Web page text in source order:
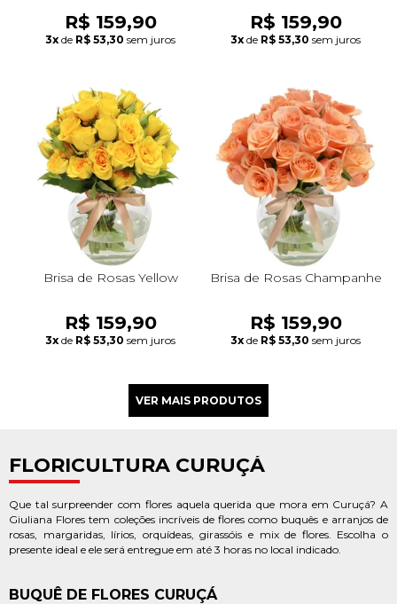
R$ 159,90
3x de R$ 53,30 sem juros
R$ 159,90
3x de R$ 53,30 sem juros
Brisa de Rosas Yellow
R$ 159,90
3x de R$ 53,30 sem juros
Brisa de Rosas Champanhe
R$ 159,90
3x de R$ 53,30 sem juros
FLORICULTURA CURUÇÁ
Que tal surpreender com flores aquela querida que mora em Curuçá? A
Giuliana Flores tem coleções incríveis de flores como buquês e arranjos de
rosas, margaridas, lírios, orquídeas, girassóis e mix de flores. Escolha o
presente ideal e ele será entregue em até 3 horas no local indicado.
BUQUÊ DE FLORES CURUÇÁ